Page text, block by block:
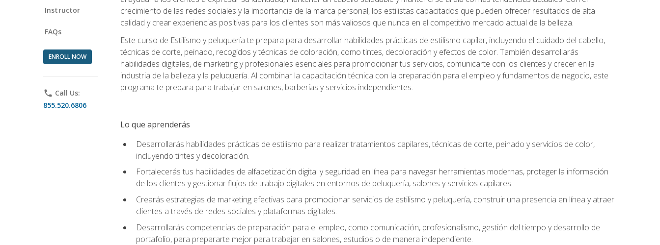
Instructor
FAQs
ENROLL NOW
phone Call Us:
855.520.6806
crecimiento de las redes sociales y la importancia de la marca personal, los estilistas capacitados que pueden ofrecer resultados de alta
calidad y crear experiencias positivas para los clientes son más valiosos que nunca en el competitivo mercado actual de la belleza.
Este curso de Estilismo y peluquería te prepara para desarrollar habilidades prácticas de estilismo capilar, incluyendo el cuidado del cabello,
técnicas de corte, peinado, recogidos y técnicas de coloración, como tintes, decoloración y efectos de color. También desarrollarás
habilidades digitales, de marketing y profesionales esenciales para promocionar tus servicios, comunicarte con los clientes y crecer en la
industria de la belleza y la peluquería. Al combinar la capacitación técnica con la preparación para el empleo y fundamentos de negocio, este
programa te prepara para trabajar en salones, barberías y servicios independientes.
Lo que aprenderás
Desarrollarás habilidades prácticas de estilismo para realizar tratamientos capilares, técnicas de corte, peinado y servicios de color,
incluyendo tintes y decoloración.
Fortalecerás tus habilidades de alfabetización digital y seguridad en línea para navegar herramientas modernas, proteger la información
de los clientes y gestionar flujos de trabajo digitales en entornos de peluquería, salones y servicios capilares.
Crearás estrategias de marketing efectivas para promocionar servicios de estilismo y peluquería, construir una presencia en línea y atraer
clientes a través de redes sociales y plataformas digitales.
Desarrollarás competencias de preparación para el empleo, como comunicación, profesionalismo, gestión del tiempo y desarrollo de
portafolio, para prepararte mejor para trabajar en salones, estudios o de manera independiente.